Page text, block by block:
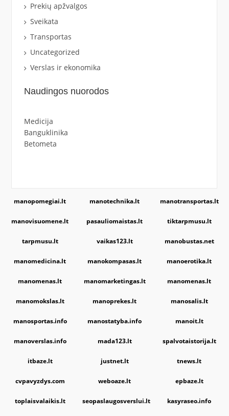
Prekių apžvalgos
Sveikata
Transportas
Uncategorized
Verslas ir ekonomika
Naudingos nuorodos
Medicija
Banguklinika
Betometa
manopomegiai.lt manotechnika.lt manotransportas.lt
manovisuomene.lt pasauliomaistas.lt tiktarpmusu.lt
tarpmusu.lt vaikas123.lt manobustas.net
manomedicina.lt manokompasas.lt manoerotika.lt
manomenas.lt manomarketingas.lt manomenas.lt
manomokslas.lt manoprekes.lt manosalis.lt
manosportas.info manostatyba.info manoit.lt
manoverslas.info mada123.lt spalvotaistorija.lt
itbaze.lt justnet.lt tnews.lt
cvpavyzdys.com weboaze.lt epbaze.lt
toplaisvalaikis.lt seopaslaugosverslui.lt kasyraseo.info